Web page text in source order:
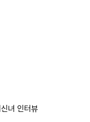
녀 인터뷰